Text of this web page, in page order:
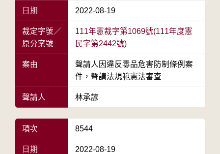
日期 2022-08-19
裁定字號／
原分案號
111年憲裁字第1069號(111年度憲
民字第2442號)
案由
聲請人因違反毒品危害防制條例案
件，聲請法規範憲法審查
聲請人 林承諺
項次 8544
日期 2022-08-19